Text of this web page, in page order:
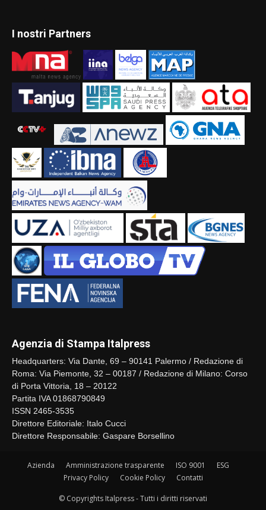
I nostri Partners
Agenzia di Stampa Italpress
Headquarters: Via Dante, 69 – 90141 Palermo / Redazione di
Roma: Via Piemonte, 32 – 00187 / Redazione di Milano: Corso
di Porta Vittoria, 18 – 20122
Partita IVA 01868790849
ISSN 2465-3535
Direttore Editoriale: Italo Cucci
Direttore Responsabile: Gaspare Borsellino
Azienda Amministrazione trasparente ISO 9001
ESG
Privacy Policy
Cookie Policy Contatti
© Copyrights Italpress - Tutti i diritti riservati